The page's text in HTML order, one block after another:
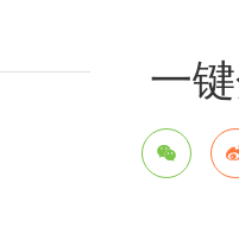
一